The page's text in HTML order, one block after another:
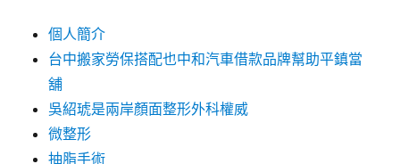
個人簡介
台中搬家勞保搭配也中和汽車借款品牌幫助平鎮當
舖
吳紹琥是兩岸顏面整形外科權威
微整形
抽脂手術